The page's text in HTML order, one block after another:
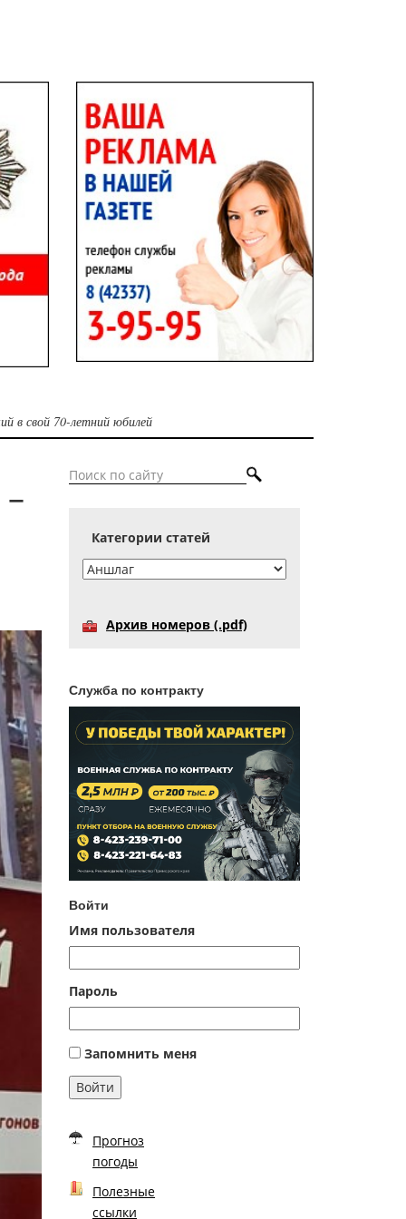
в свой 70-летний юбилей
Категории статей
Архив номеров (.pdf)
Служба по контракту
Войти
Имя пользователя
Пароль
Запомнить меня
Войти
Прогноз
погоды
Полезные
ссылки